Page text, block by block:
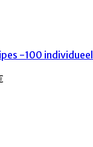
-100 individueel